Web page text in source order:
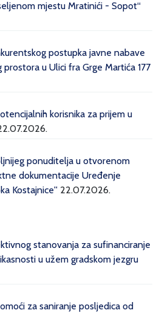
mjestu Mratinići - Sopot“
postupka javne nabave
u Ulici fra Grge Martića 177
korisnika za prijem u
ponuditelja u otvorenom
dokumentacije Uređenje
Kostajnice'' 22.07.2026.
stanovanja za sufinanciranje
u užem gradskom jezgru
za saniranje posljedica od